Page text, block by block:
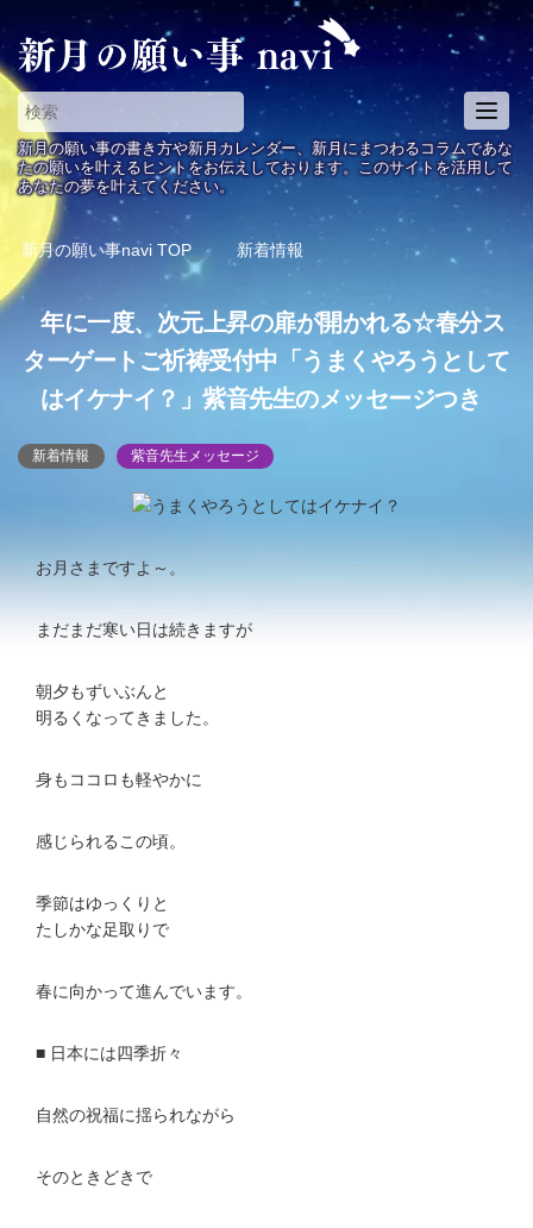
T
o
g
g
e
v
i
新月の願い事の書き方や新月カレンダー、新月にまつわるコラムであな
たの願いを叶えるヒントをお伝えしております。このサイトを活用して
あなたの夢を叶えてください。
新月の願い事navi TOP 新着情報
年に一度、次元上昇の扉が開かれる☆春分ス
ターゲートご祈祷受付中「うまくやろうとして
はイケナイ？」紫音先生のメッセージつき
新着情報 紫音先生メッセージ
お月さまですよ～。
まだまだ寒い日は続きますが
朝夕もずいぶんと
明るくなってきました。
身もココロも軽やかに
感じられるこの頃。
季節はゆっくりと
たしかな足取りで
春に向かって進んでいます。
■ 日本には四季折々
自然の祝福に揺られながら
そのときどきで